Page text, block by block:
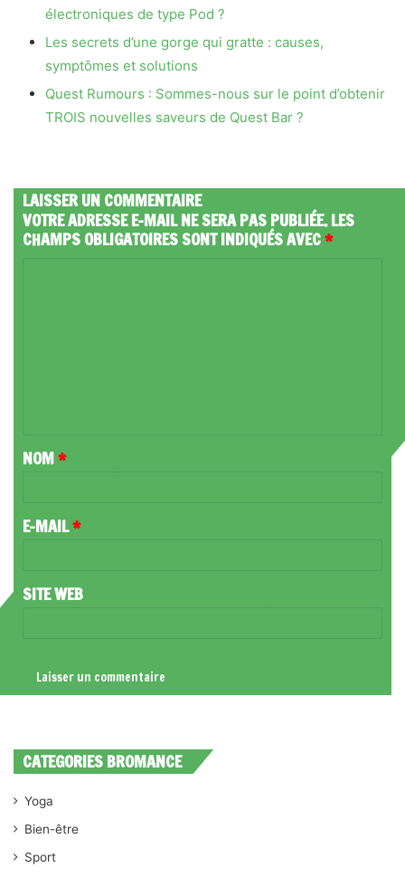
électroniques de type Pod ?
Les secrets d’une gorge qui gratte : causes,
symptômes et solutions
Quest Rumours : Sommes-nous sur le point d’obtenir
TROIS nouvelles saveurs de Quest Bar ?
LAISSER UN COMMENTAIRE
VOTRE ADRESSE E-MAIL NE SERA PAS PUBLIÉE.LES
CHAMPS OBLIGATOIRES SONT INDIQUÉS AVEC*
A
R
NOM*
E-MAIL*
SITE WEB
CATEGORIES BROMANCE
Yoga
Bien-être
Sport